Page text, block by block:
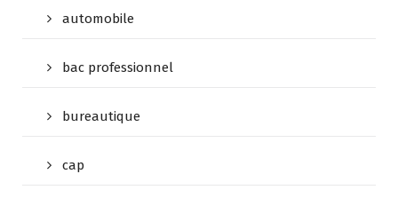
automobile
bac professionnel
bureautique
cap